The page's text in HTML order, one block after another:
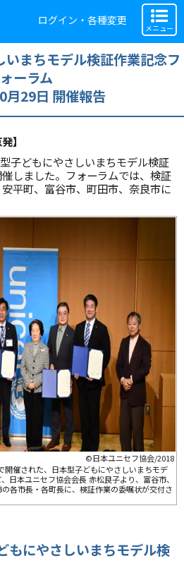
ログイン・各種変更
メニュー
まちモデル検証作業記念フ
ォーラム
月29日 開催報告
】
子どもにやさしいまちモデル検証
しました。フォーラムでは、検証
平町、富谷市、町田市、奈良市に
©日本ユニセフ協会/2018
開催された、日本型子どもにやさしいまちモデ
日本ユニセフ協会会長 赤松良子より、富谷市、
各市長・各町長に、検証作業の委嘱状が交付さ
もにやさしいまちモデル検